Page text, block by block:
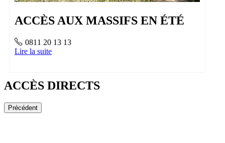
ACCÈS AUX MASSIFS EN ÉTÉ
0811 20 13 13
Lire la suite
ACCÈS DIRECTS
Précédent